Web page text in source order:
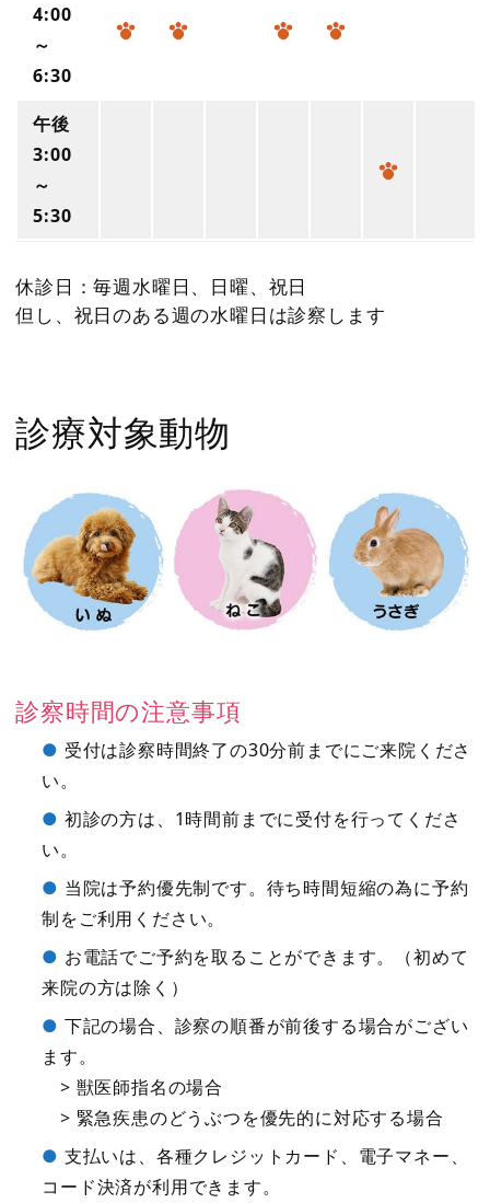
4:00
～
6:30
午後
3:00
～
5:30
休診日：毎週水曜日、日曜、祝日
但し、祝日のある週の水曜日は診察します
診療対象動物
診察時間の注意事項
受付は診察時間終了の30分前までにご来院くださ
い。
初診の方は、1時間前までに受付を行ってくださ
い。
当院は予約優先制です。待ち時間短縮の為に予約
制をご利用ください。
お電話でご予約を取ることができます。（初めて
来院の方は除く）
下記の場合、診察の順番が前後する場合がござい
ます。
> 獣医師指名の場合
> 緊急疾患のどうぶつを優先的に対応する場合
支払いは、各種クレジットカード、電子マネー、
コード決済が利用できます。